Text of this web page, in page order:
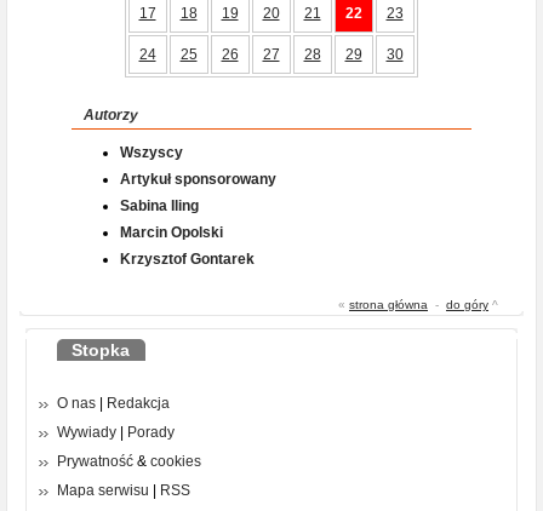
17 18 19 20 21 22 23
24 25 26 27 28 29 30
Autorzy
Wszyscy
Artykuł sponsorowany
Sabina Iling
Marcin Opolski
Krzysztof Gontarek
« strona główna - do góry ^
Stopka
O nas
Redakcja
Wywiady
Porady
Prywatność & cookies
Mapa serwisu
RSS